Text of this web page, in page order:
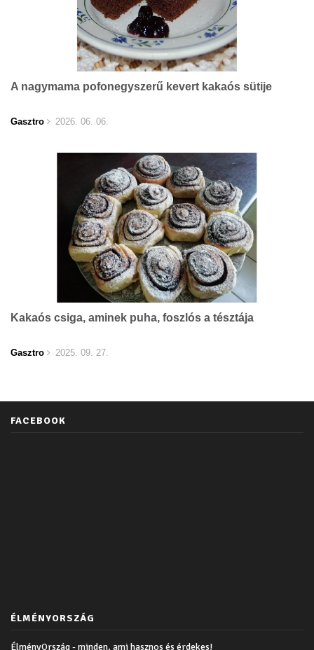
A nagymama pofonegyszerű kevert kakaós sütije
Gasztro 2026. 06. 06.
Kakaós csiga, aminek puha, foszlós a tésztája
Gasztro 2025. 09. 27.
FACEBOOK
ÉLMÉNYORSZÁG
ÉlményOrszág - minden, ami hasznos és érdekes!